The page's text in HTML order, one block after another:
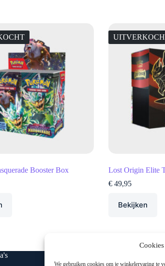
We gebruiken cookies om je winkelervaring te
Booster Box
Lost Origin Elite
€49,95
Bekijken